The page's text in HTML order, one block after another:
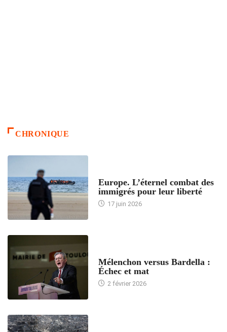
CHRONIQUE
Europe. L’éternel combat des
immigrés pour leur liberté
17 juin 2026
Mélenchon versus Bardella :
Échec et mat
2 février 2026